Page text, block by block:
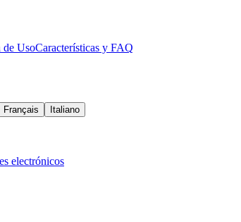
de UsoCaracterísticas y FAQ
Français Italiano
electrónicos